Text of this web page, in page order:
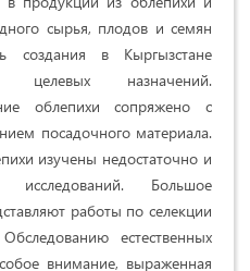
сырья, плодов и семян
создания в Кыргызстане
целевых назначений.
облепихи сопряжено с
поса­дочного материала.
изучены недостаточно и
исследований. Большое
работы по селекции
естественных
внимание, выраженная